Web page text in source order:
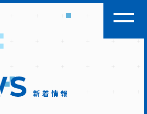
新着情報